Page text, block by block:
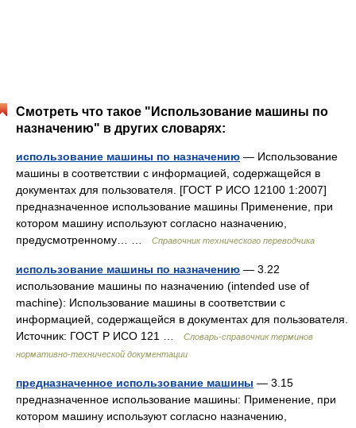
Смотреть что такое "Использование машины по
назначению" в других словарях:
использование машины по назначению — Использование
машины в соответствии с информацией, содержащейся в
документах для пользователя. [ГОСТ Р ИСО 12100 1:2007]
предназначенное использование машины Применение, при
котором машину используют согласно назначению,
предусмотренному… …
Справочник технического переводчика
использование машины по назначению — 3.22
использование машины по назначению (intended use of
machine): Использование машины в соответствии с
информацией, содержащейся в документах для пользователя.
Источник: ГОСТ Р ИСО 121 …
Словарь-справочник терминов
нормативно-технической документации
предназначенное использование машины — 3.15
предназначенное использование машины: Применение, при
котором машину используют согласно назначению,